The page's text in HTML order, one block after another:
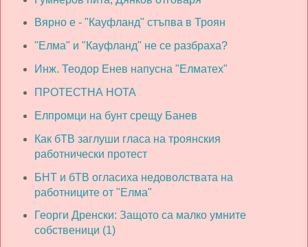
Вярно е - "Кауфланд" стъпва в Троян
"Елма" и "Кауфланд" не се разбраха?
Инж. Теодор Енев напусна "Елматех"
ПРОТЕСТНА НОТА
Елпромци на бунт срещу Банев
Как бТВ заглуши гласа на троянския
работнически протест
БНТ и бТВ огласиха недоволствата на
работниците от "Елма"
Георги Дренски: Защото са малко умните
собственици (1)